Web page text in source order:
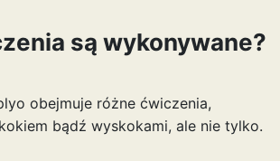
są wykonywane?
obejmuje różne ćwiczenia,
bądź wyskokami, ale nie tylko.